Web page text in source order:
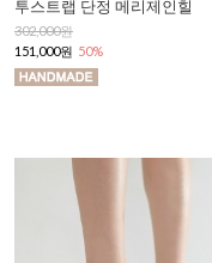
투스트랩 단정 메리제인힐
302,000원
151,000원 50%